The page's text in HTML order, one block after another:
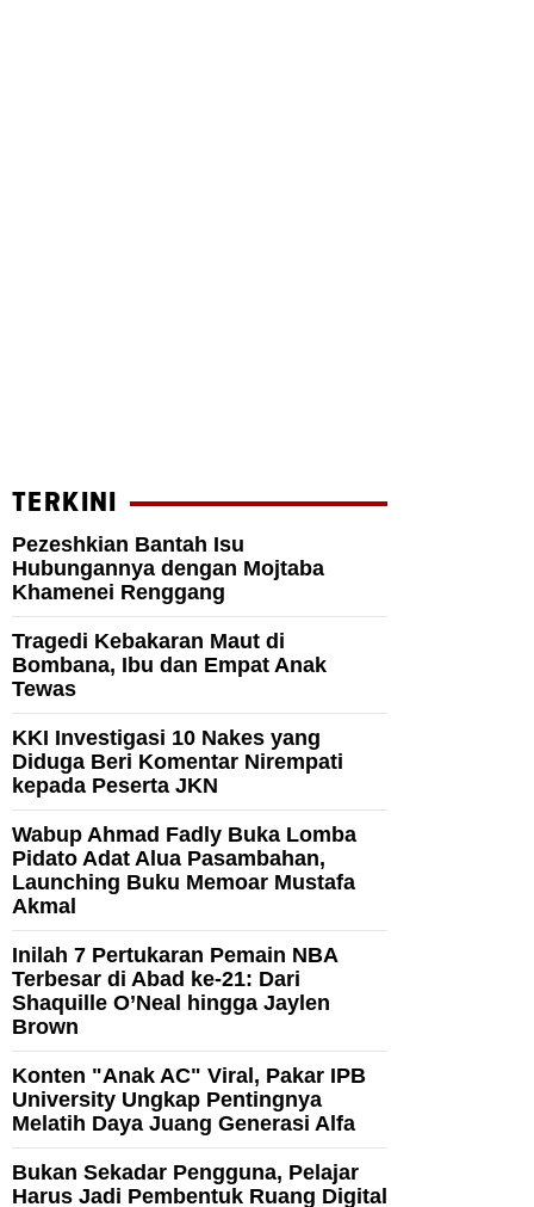
TERKINI
Pezeshkian Bantah Isu
Hubungannya dengan Mojtaba
Khamenei Renggang
Tragedi Kebakaran Maut di
Bombana, Ibu dan Empat Anak
Tewas
KKI Investigasi 10 Nakes yang
Diduga Beri Komentar Nirempati
kepada Peserta JKN
Wabup Ahmad Fadly Buka Lomba
Pidato Adat Alua Pasambahan,
Launching Buku Memoar Mustafa
Akmal
Inilah 7 Pertukaran Pemain NBA
Terbesar di Abad ke-21: Dari
Shaquille O’Neal hingga Jaylen
Brown
Konten "Anak AC" Viral, Pakar IPB
University Ungkap Pentingnya
Melatih Daya Juang Generasi Alfa
Bukan Sekadar Pengguna, Pelajar
Harus Jadi Pembentuk Ruang Digital